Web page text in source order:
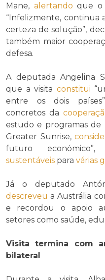
Mane, alertando que o
“Infelizmente, continua
certeza de solução”,
também maior
defesa.
A deputada Angelina
que a visita constitui
entre os dois
concretos da
estudo e programas de
Greater Sunrise,
futuro
sustentáveis para várias
Já o deputado
descreveu a Austrália
e recordou o apoio
setores como saúde,
Visita termina com
bilateral